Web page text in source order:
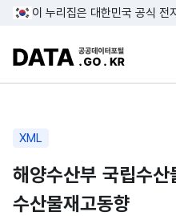
이 누리집은 대한민국 공식 전
DATA.GO.KR 공
XML
해양수산부 국립수산
수산물재고동향